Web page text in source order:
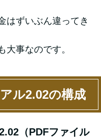
はずいぶん違ってき
大事なのです。
ル2.02の構成
（PDFファイル